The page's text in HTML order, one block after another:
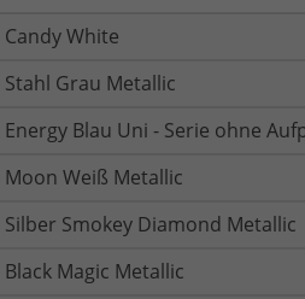
Candy White
Stahl Grau Metallic
Energy Blau Uni - Serie ohne
Moon Weiß Metallic
Silber Smokey Diamond Metallic
Black Magic Metallic